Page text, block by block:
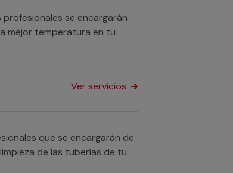
se encargarán
mejor temperatura en tu
Ver servicios
que se encargarán de
de las tuberías de tu